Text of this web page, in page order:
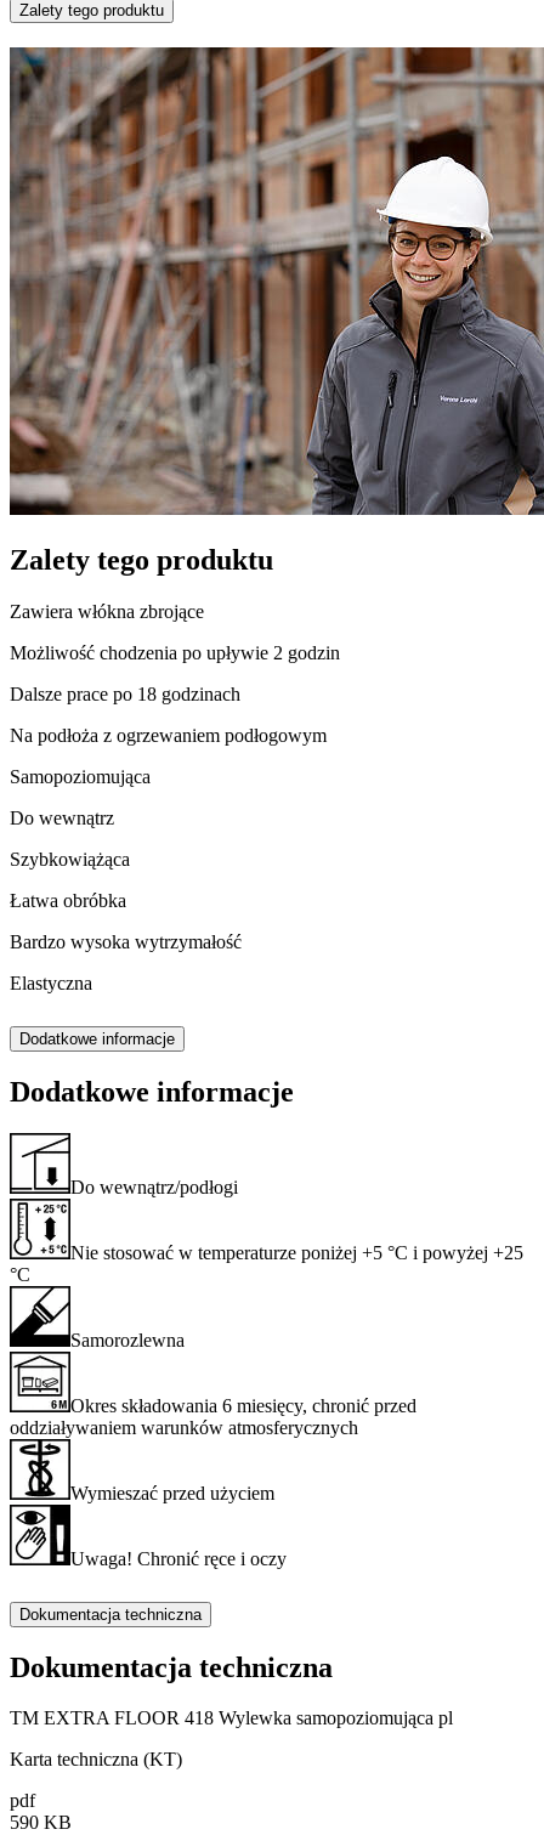
Zalety tego produktu
Zalety tego produktu
Zawiera włókna zbrojące
Możliwość chodzenia po upływie 2 godzin
Dalsze prace po 18 godzinach
Na podłoża z ogrzewaniem podłogowym
Samopoziomująca
Do wewnątrz
Szybkowiążąca
Łatwa obróbka
Bardzo wysoka wytrzymałość
Elastyczna
Dodatkowe informacje
Dodatkowe informacje
Do wewnątrz/podłogi
Nie stosować w temperaturze poniżej +5 °C i powyżej +25
°C
Samorozlewna
Okres składowania 6 miesięcy, chronić przed
oddziaływaniem warunków atmosferycznych
Wymieszać przed użyciem
Uwaga! Chronić ręce i oczy
Dokumentacja techniczna
Dokumentacja techniczna
TM EXTRA FLOOR 418 Wylewka samopoziomująca pl
Karta techniczna (KT)
pdf
590 KB